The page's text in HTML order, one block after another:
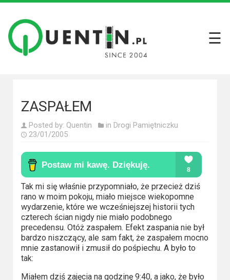
Filmy
Krótkie
recenzje
Seriale
Wszystkie
recenzje
seriali
Kategorie
Bollywood
&
☰
ZASPAŁEM
Posted by: Quentin in Drogi Pamiętniczku
23/01/2005
Tak mi się właśnie przypomniało, że przecież dziś
rano w moim pokoju, miało miejsce wiekopomne
wydarzenie, które we wcześniejszej historii tych
czterech ścian nigdy nie miało podobnego
precedensu. Otóż zaspałem. Efekt zaspania nie był
bardzo niszczący, ale sam fakt, że zaspałem mocno
mnie zastanowił i zmusił do pośpiechu. A było to
tak:
Miałem dziś zajęcia na godzinę 9:40, a jako, że było